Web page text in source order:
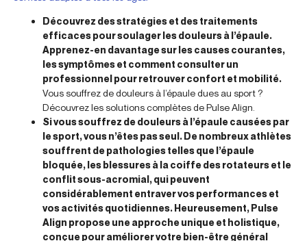
Découvrez des stratégies et des traitements
efficaces pour soulager les douleurs à l’épaule.
Apprenez-en davantage sur les causes courantes,
les symptômes et comment consulter un
professionnel pour retrouver confort et mobilité.
Vous souffrez de douleurs à l’épaule dues au sport ?
Découvrez les solutions complètes de Pulse Align.
Si vous souffrez de douleurs à l’épaule causées par
le sport, vous n’êtes pas seul. De nombreux athlètes
souffrent de pathologies telles que l’épaule
bloquée, les blessures à la coiffe des rotateurs et le
conflit sous-acromial, qui peuvent
considérablement entraver vos performances et
vos activités quotidiennes. Heureusement, Pulse
Align propose une approche unique et holistique,
conçue pour améliorer votre bien-être général